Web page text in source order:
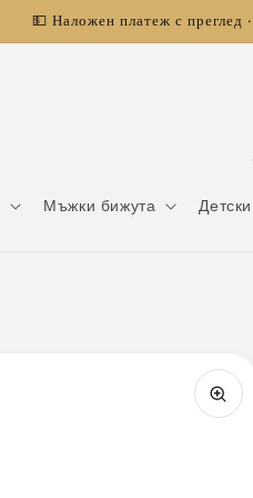
💵 Наложен платеж с преглед
Мъжки бижута